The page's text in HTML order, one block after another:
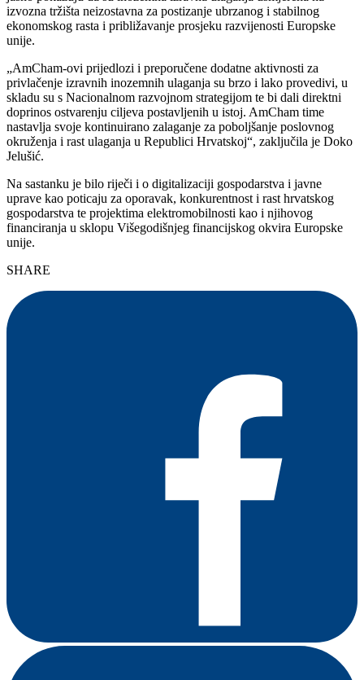
izvozna tržišta neizostavna za postizanje ubrzanog i stabilnog
ekonomskog rasta i približavanje prosjeku razvijenosti Europske
unije.
„AmCham-ovi prijedlozi i preporučene dodatne aktivnosti za
privlačenje izravnih inozemnih ulaganja su brzo i lako provedivi, u
skladu su s Nacionalnom razvojnom strategijom te bi dali direktni
doprinos ostvarenju ciljeva postavljenih u istoj. AmCham time
nastavlja svoje kontinuirano zalaganje za poboljšanje poslovnog
okruženja i rast ulaganja u Republici Hrvatskoj“, zaključila je Doko
Jelušić.
Na sastanku je bilo riječi i o digitalizaciji gospodarstva i javne
uprave kao poticaju za oporavak, konkurentnost i rast hrvatskog
gospodarstva te projektima elektromobilnosti kao i njihovog
financiranja u sklopu Višegodišnjeg financijskog okvira Europske
unije.
SHARE